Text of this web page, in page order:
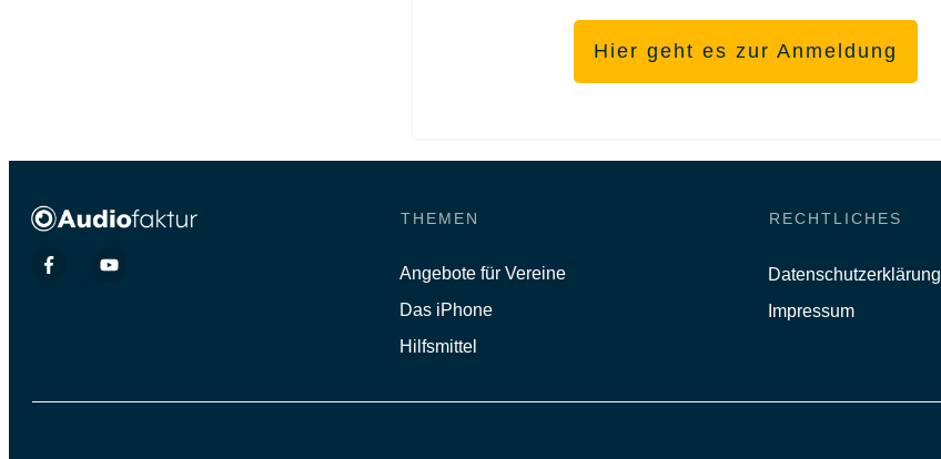
Hier geht es zur Anmeldung
THEMEN
Angebote für Vereine
Das iPhone
Hilfsmittel
RECHTLICHES
Datenschutzerklärung
Impressum